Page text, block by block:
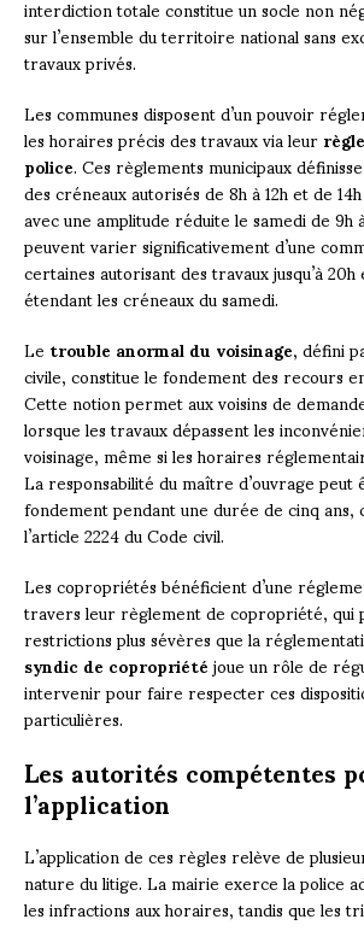
sur l’ensemble du territoire national sans
travaux privés.
Les communes disposent d’un pouvoir
les horaires précis des travaux via leur
police. Ces règlements municipaux
des créneaux autorisés de 8h à 12h et de
avec une amplitude réduite le samedi de 9h
peuvent varier significativement d’une
certaines autorisant des travaux jusqu’à
étendant les créneaux du samedi.
Letrouble anormal du voisinage, défini
civile, constitue le fondement des recours
Cette notion permet aux voisins de
lorsque les travaux dépassent les
voisinage, même si les horaires
La responsabilité du maître d’ouvrage
fondement pendant une durée de cinq
l’article 2224 du Code civil.
Les copropriétés bénéficient d’une
travers leur règlement de copropriété, qui
restrictions plus sévères que la
syndic de copropriétéjoue un rôle de
intervenir pour faire respecter ces
particulières.
Les autorités compétentes
l’application
L’application de ces règles relève de
nature du litige. La mairie exerce la police
les infractions aux horaires, tandis que les